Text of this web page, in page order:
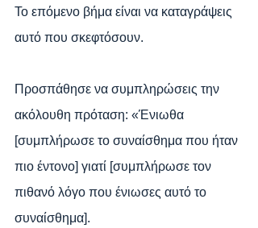
Το επόμενο βήμα είναι να καταγράψεις
αυτό που σκεφτόσουν.
Προσπάθησε να συμπληρώσεις την
ακόλουθη πρόταση: «Ένιωθα
[συμπλήρωσε το συναίσθημα που ήταν
πιο έντονο] γιατί [συμπλήρωσε τον
πιθανό λόγο που ένιωσες αυτό το
συναίσθημα].